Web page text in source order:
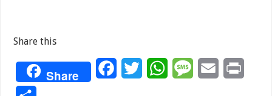
Share this
Share FacebookTwitterWhatsAppMessageEmail